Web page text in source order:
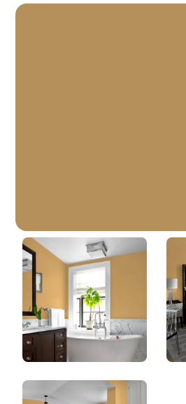
Terre À Terre
DLX1091-6